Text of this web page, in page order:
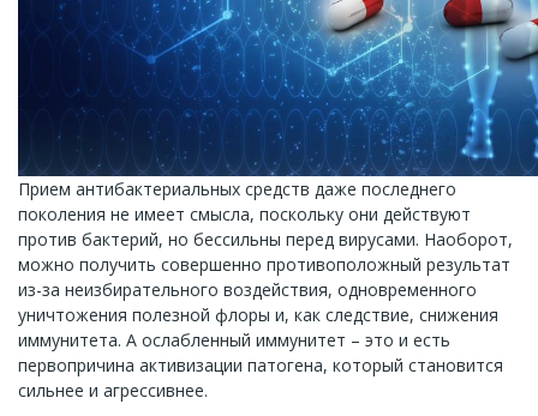
Прием антибактериальных средств даже последнего
поколения не имеет смысла, поскольку они действуют
против бактерий, но бессильны перед вирусами. Наоборот,
можно получить совершенно противоположный результат
из-за неизбирательного воздействия, одновременного
уничтожения полезной флоры и, как следствие, снижения
иммунитета. А ослабленный иммунитет – это и есть
первопричина активизации патогена, который становится
сильнее и агрессивнее.